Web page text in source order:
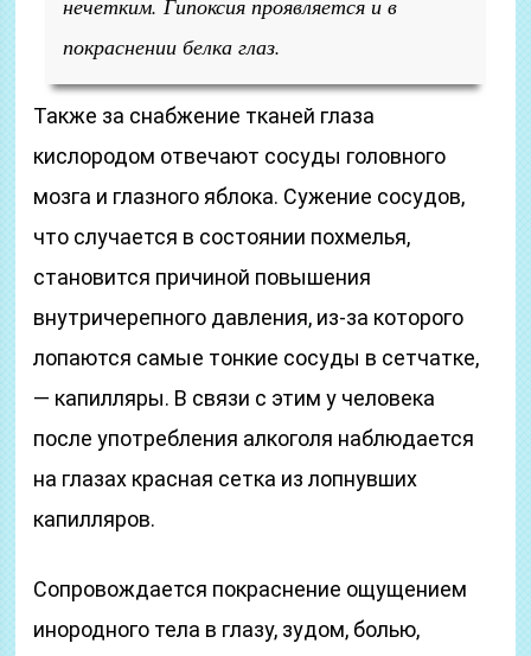
нечетким. Гипоксия проявляется и в
покраснении белка глаз.
Также за снабжение тканей глаза
кислородом отвечают сосуды головного
мозга и глазного яблока. Сужение сосудов,
что случается в состоянии похмелья,
становится причиной повышения
внутричерепного давления, из-за которого
лопаются самые тонкие сосуды в сетчатке,
— капилляры. В связи с этим у человека
после употребления алкоголя наблюдается
на глазах красная сетка из лопнувших
капилляров.
Сопровождается покраснение ощущением
инородного тела в глазу, зудом, болью,